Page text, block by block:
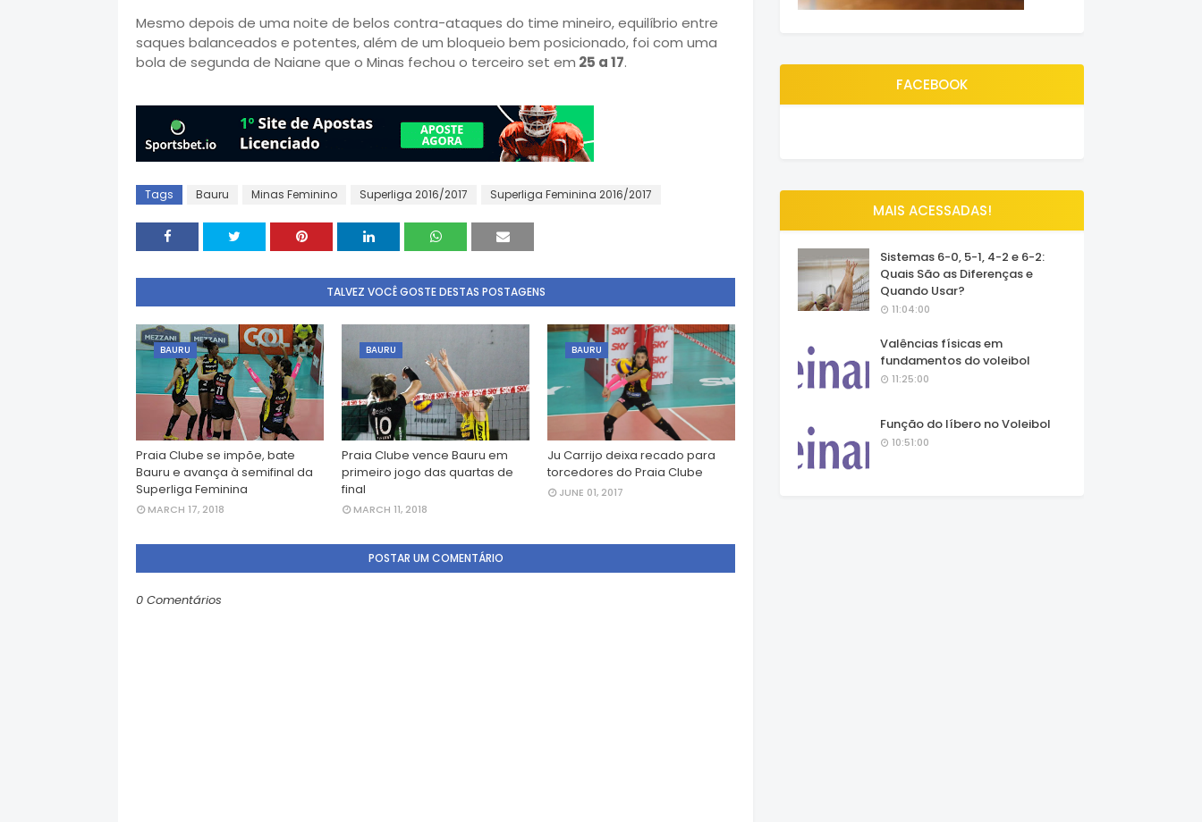
Mesmo depois de uma noite de belos contra-ataques do time mineiro, equilíbrio entre
saques balanceados e potentes, além de um bloqueio bem posicionado, foi com uma
bola de segunda de Naiane que o Minas fechou o terceiro set em 25 a 17.
Tags Bauru Minas Feminino Superliga 2016/2017 Superliga Feminina 2016/2017
TALVEZ VOCÊ GOSTE DESTAS POSTAGENS
BAURU
Praia Clube se impõe, bate
Bauru e avança à semifinal da
Superliga Feminina
MARCH 17, 2018
BAURU
Praia Clube vence Bauru em
primeiro jogo das quartas de
final
MARCH 11, 2018
BAURU
Ju Carrijo deixa recado para
torcedores do Praia Clube
JUNE 01, 2017
POSTAR UM COMENTÁRIO
0 Comentários
FACEBOOK
MAIS ACESSADAS!
Sistemas 6-0, 5-1, 4-2 e 6-2:
Quais São as Diferenças e
Quando Usar?
11:04:00
Valências físicas em
fundamentos do voleibol
11:25:00
Função do líbero no Voleibol
10:51:00